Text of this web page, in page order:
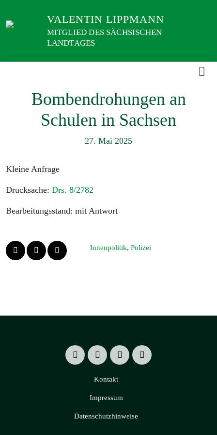
zum
VALENTIN LIPPMANN
MITGLIED DES SÄCHSISCHEN
LANDTAGES
Bombendrohungen an
Schulen in Sachsen
27. Mai 2025
Kleine Anfrage
Drucksache: Drs. 8/2782
Bearbeitungsstand: mit Antwort
Innenpolitik, Polizei
Kontakt
Impressum
Datenschutzhinweise